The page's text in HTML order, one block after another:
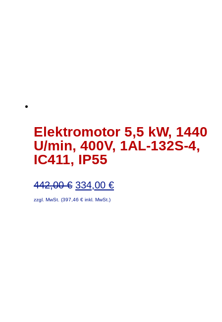
Elektromotor 5,5 kW, 1440
U/min, 400V, 1AL-132S-4,
IC411, IP55
442,00€ Ursprünglicher
Preis
334,00 €Aktueller
zzgl. MwSt. (397,46 € inkl. MwSt.)